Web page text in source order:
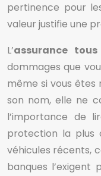
pertinence pour
valeur justifie une
L’assurance tous
dommages que
même si vous êtes
son nom, elle ne
l’importance de
protection la plus
véhicules récents,
banques l’exigent